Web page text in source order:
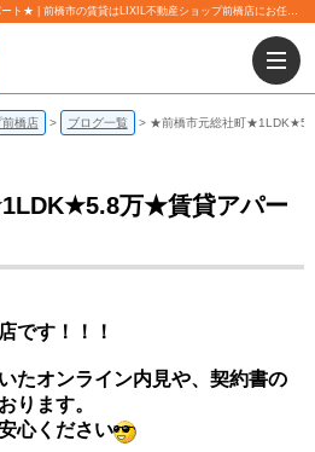
★前橋市元総社町★1LDK★5.8万★賃貸アパート★ | 前橋市の賃貸はLIXIL不動産ショップ前橋店にお任せ下さい！
橋店 ブログ一覧 ★前橋市元総社町
万★賃貸アパー
です！！！
たオンライン内見や、契約書の
ります。
心ください